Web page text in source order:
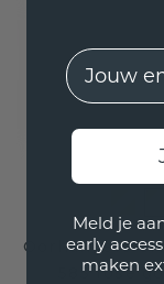
Oorhangers
585 rosé
EMail
Meld je
early
maken